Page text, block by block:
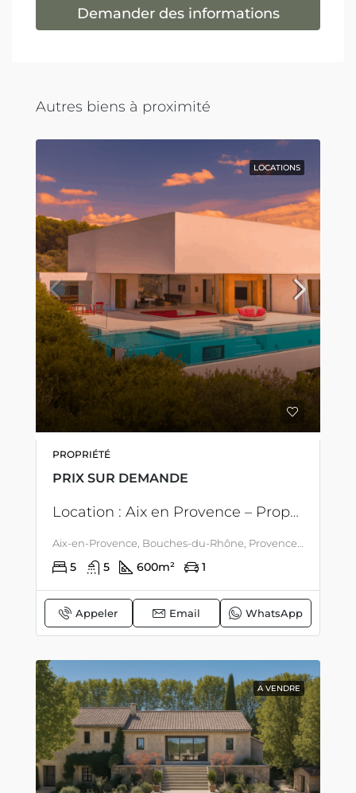
Demander des informations
Autres biens à proximité
LOCATIONS
PROPRIÉTÉ
PRIX SUR DEMANDE
Location : Aix en Provence – Propriété contemporaine iconique pour événements, tournages et shootings
Aix-en-Provence, Bouches-du-Rhône, Provence-Alpes-Côte d'Azur, France métropolitaine, France, Aix En Provence, PROVENCE
5 5 600m² 1
Appeler Email WhatsApp
A VENDRE